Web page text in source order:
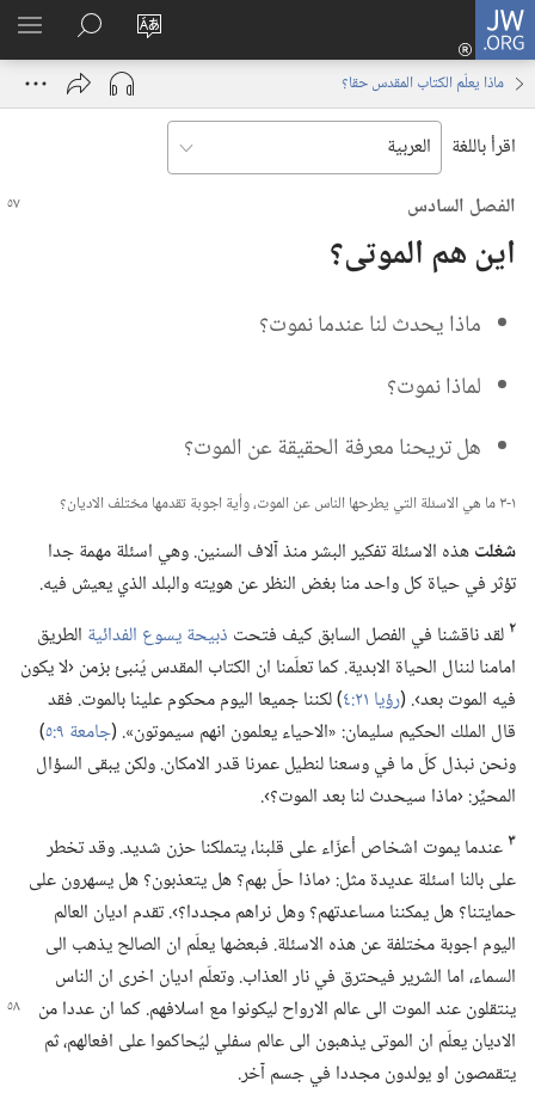
JW.ORG
تغيير
لغة
الموقع
تسجيل
الدخول
نافذة
البحث
في
JW.‎ORG
ماذا يعلّم الكتاب المقدس حقا؟‏
اقرأ باللغة
الفصل السادس
اين هم الموتى؟‏
ماذا يحدث لنا عندما نموت؟‏
لماذا نموت؟‏
هل تريحنا معرفة الحقيقة عن الموت؟‏
١-‏٣ ما هي الاسئلة التي يطرحها الناس عن الموت،‏ وأية اجوبة تقدمها مختلف الاديان؟‏
شغلتهذه الاسئلة تفكير البشر منذ آلاف السنين.‏ وهي اسئلة مهمة جدا
تؤثر في حياة كل واحد منا بغض النظر عن هويته والبلد الذي يعيش فيه.‏
٢ لقد ناقشنا في الفصل السابق كيف فتحت ذبيحة يسوع الفدائية الطريق
امامنا لننال الحياة الابدية.‏ كما تعلّمنا ان الكتاب المقدس يُنبئ بزمن ‹لا يكون
فيه الموت بعد›.‏ (‏رؤيا ٢١:‏٤
‏)‏ لكننا جميعا اليوم محكوم علينا بالموت.‏ فقد
قال الملك الحكيم سليمان:‏ «الاحياء يعلمون انهم سيموتون».‏ (‏جامعة ٩:‏٥
‏)‏
ونحن نبذل كلّ ما في وسعنا لنطيل عمرنا قدر الامكان.‏ ولكن يبقى السؤال
المحيِّر:‏ ‹ماذا سيحدث لنا بعد الموت؟‏›.‏
٣ عندما يموت اشخاص أعزّاء على قلبنا،‏ يتملكنا حزن شديد.‏ وقد تخطر
على بالنا اسئلة عديدة مثل:‏ ‹ماذا حلّ بهم؟‏ هل يتعذبون؟‏ هل يسهرون على
حمايتنا؟‏ هل يمكننا مساعدتهم؟‏ وهل نراهم مجددا؟‏›.‏ تقدم اديان العالم
اليوم اجوبة مختلفة عن هذه الاسئلة.‏ فبعضها يعلّم ان الصالح يذهب الى
السماء،‏ اما الشرير فيحترق في نار العذاب.‏ وتعلّم اديان اخرى ان الناس
ينتقلون عند الموت الى عالم الارواح ليكونوا مع اسلافهم.‏ كما ان عددا من
الاديان يعلّم ان الموتى يذهبون الى عالم سفلي ليُحاكموا على افعالهم،‏ ثم
يتقمصون او يولدون مجددا في جسم آخر.‏